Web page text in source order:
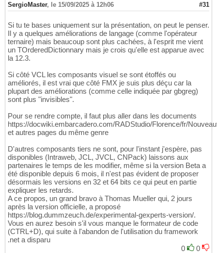
SergioMaster, le 15/09/2025 à 12h06 #31
Si tu te bases uniquement sur la présentation, on peut le penser.
Il y a quelques améliorations de langage (comme l'opérateur
ternaire) mais beaucoup sont plus cachées, à l'esprit me vient
un TOrderedDictionnary mais je crois qu'elle est apparue avec
la 12.3.
Si côté VCL les composants visuel se sont étoffés ou
améliorés, il est vrai que côté FMX je suis plus déçu car la
plupart des améliorations (comme celle indiquée par gbgreg)
sont plus "invisibles".
Pour se rendre compte, il faut plus aller dans les documents
https://docwiki.embarcadero.com/RADStudio/Florence/fr/
et autres pages du même genre
D'autres composants tiers ne sont, pour l'instant j'espère, pas
disponibles (Intraweb, JCL, JVCL, CNPack) laissons aux
partenaires le temps de les modifier, même si la version Beta a
été disponible depuis 6 mois, il n'est pas évident de proposer
désormais les versions en 32 et 64 bits ce qui peut en partie
expliquer les retards.
A ce propos, un grand bravo à Thomas Mueller qui, 2 jours
après la version officielle, a proposé
https://blog.dummzeuch.de/experimental-gexperts-version/.
Vous en aurez besoin s'il vous manque le formateur de code
(CTRL+D), qui suite à l'abandon de l'utilisation du framework
.net a disparu
0
0